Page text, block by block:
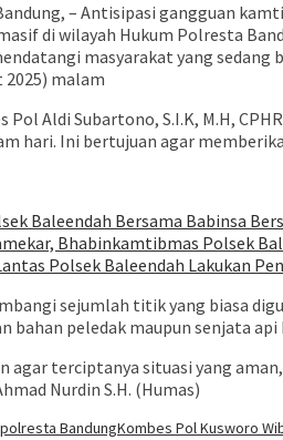
– Antisipasi gangguan
di wilayah Hukum Polresta
masyarakat yang
2025) malam
Pol Aldi Subartono, S.I.K, M.H,
hari. Ini bertujuan agar
Baleendah Bersama Babinsa
Bhabinkamtibmas Polsek
Polsek Baleendah Lakukan
sejumlah titik yang biasa
peledak maupun senjata api
agar terciptanya situasi yang
Nurdin S.H. (Humas)
BandungKombes Pol Kusworo